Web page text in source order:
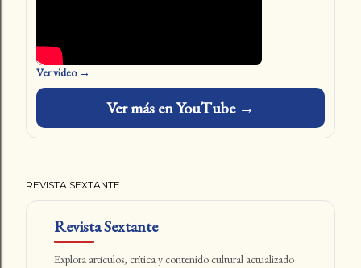
Ver video →
Ver más en YouTube →
REVISTA SEXTANTE
Revista Sextante
Explora artículos, crítica y contenido cultural actualizado